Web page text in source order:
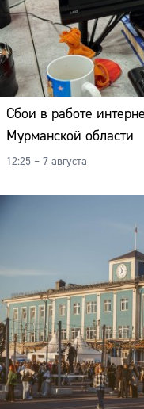
Сбои в работе
Мурманской области
12:25 – 7 августа